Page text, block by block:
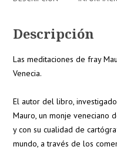
Descripción
Las meditaciones de fray
Venecia.
El autor del libro,
Mauro, un monje veneciano
y con su cualidad de
mundo, a través de los